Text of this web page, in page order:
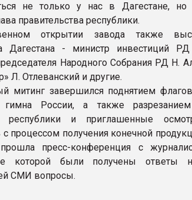
не только у нас в Дагестане,
правительства республики.
открытии завода также
Дагестана - министр инвестиций
Народного Собрания РД Н.
Л. Отлеванский и другие.
митинг завершился поднятием
гимна России, а также
республики и приглашенные
процессом получения конечной
пресс-конференция с
были получены ответы
СМИ вопросы.